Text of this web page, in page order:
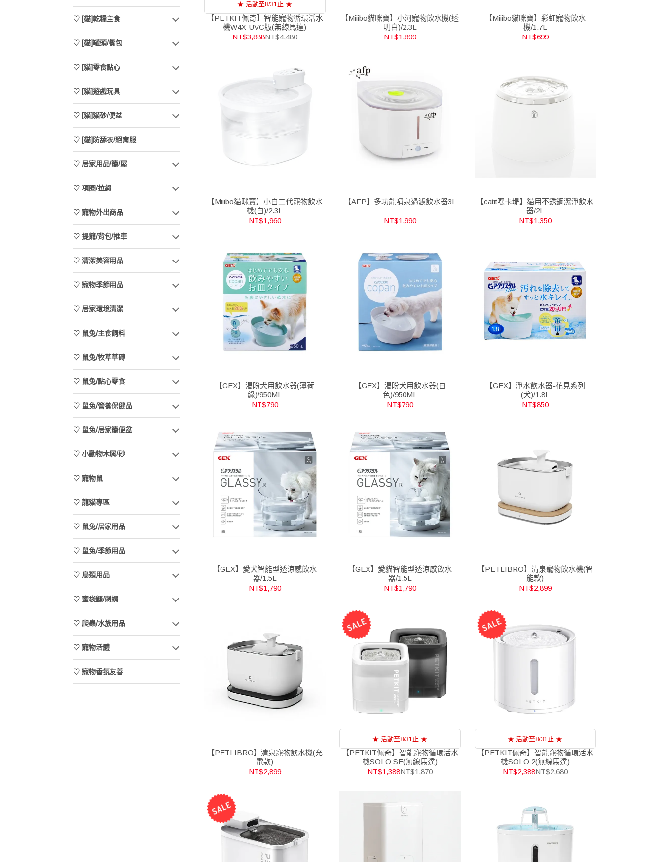
♡ [貓]乾糧主食
♡ [貓]罐頭/餐包
♡ [貓]零食點心
♡ [貓]遊戲玩具
♡ [貓]貓砂/便盆
♡ [貓]防舔衣/絕育服
♡ 居家用品/籠/屋
♡ 項圈/拉繩
♡ 寵物外出商品
♡ 提籠/背包/推車
♡ 清潔美容用品
♡ 寵物季節用品
♡ 居家環境清潔
♡ 鼠兔/主食飼料
♡ 鼠兔/牧草草磚
♡ 鼠兔/點心零食
♡ 鼠兔/營養保健品
♡ 鼠兔/居家籠便盆
♡ 小動物木屑/砂
♡ 寵物鼠
♡ 龍貓專區
♡ 鼠兔/居家用品
♡ 鼠兔/季節用品
♡ 鳥類用品
♡ 蜜袋鼯/刺蝟
♡ 爬蟲/水族用品
♡ 寵物活體
♡ 寵物香氛友善
★ 活動至8/31止 ★
【PETKIT佩奇】智能寵物循環活水
機W4X-UVC版(無線馬達)
NT$3,888NT$4,480
【Miiibo貓咪寶】小河寵物飲水機(透
明白)/2.3L
NT$1,899
【Miiibo貓咪寶】彩虹寵物飲水
機/1.7L
NT$699
【Miiibo貓咪寶】小白二代寵物飲水
機(白)/2.3L
NT$1,960
【AFP】多功能噴泉過濾飲水器3L
NT$1,990
【catit嘿卡堤】貓用不銹鋼潔淨飲水
器/2L
NT$1,350
【GEX】渴盼犬用飲水器(薄荷
綠)/950ML
NT$790
【GEX】渴盼犬用飲水器(白
色)/950ML
NT$790
【GEX】淨水飲水器-花見系列
(犬)/1.8L
NT$850
【GEX】愛犬智能型透涼感飲水
器/1.5L
NT$1,790
【GEX】愛貓智能型透涼感飲水
器/1.5L
NT$1,790
【PETLIBRO】清泉寵物飲水機(智
能款)
NT$2,899
【PETLIBRO】清泉寵物飲水機(充
電款)
NT$2,899
★ 活動至8/31止 ★
【PETKIT佩奇】智能寵物循環活水
機SOLO SE(無線馬達)
NT$1,388NT$1,870
★ 活動至8/31止 ★
【PETKIT佩奇】智能寵物循環活水
機SOLO 2(無線馬達)
NT$2,388NT$2,680